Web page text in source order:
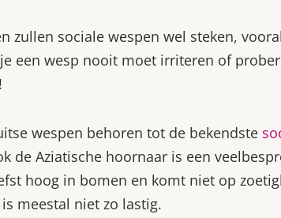
zullen sociale wespen wel steken,
een wesp nooit moet irriteren of
wespen behoren tot de bekendste
de Aziatische hoornaar is een
hoog in bomen en komt niet op
is meestal niet zo lastig.